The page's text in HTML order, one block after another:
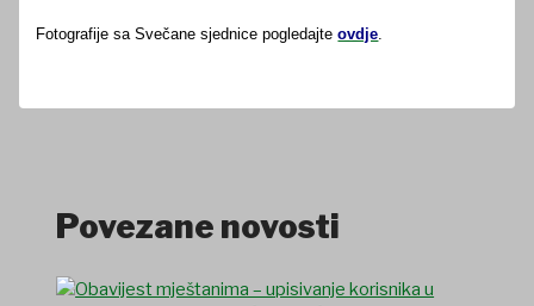
Fotografije sa Svečane sjednice pogledajteovdje
Povezane novosti